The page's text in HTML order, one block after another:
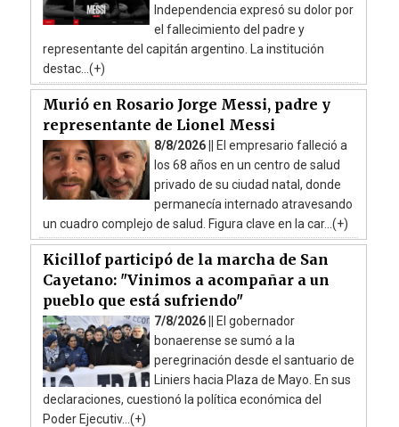
Independencia expresó su dolor por
el fallecimiento del padre y
representante del capitán argentino. La institución
destac...(+)
Murió en Rosario Jorge Messi, padre y
representante de Lionel Messi
8/8/2026 ||
El empresario falleció a
los 68 años en un centro de salud
privado de su ciudad natal, donde
permanecía internado atravesando
un cuadro complejo de salud. Figura clave en la car...(+)
Kicillof participó de la marcha de San
Cayetano: "Vinimos a acompañar a un
pueblo que está sufriendo"
7/8/2026 ||
El gobernador
bonaerense se sumó a la
peregrinación desde el santuario de
Liniers hacia Plaza de Mayo. En sus
declaraciones, cuestionó la política económica del
Poder Ejecutiv...(+)